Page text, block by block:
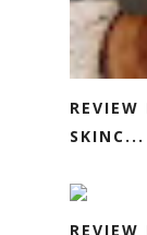
SKINC...
REVIEW